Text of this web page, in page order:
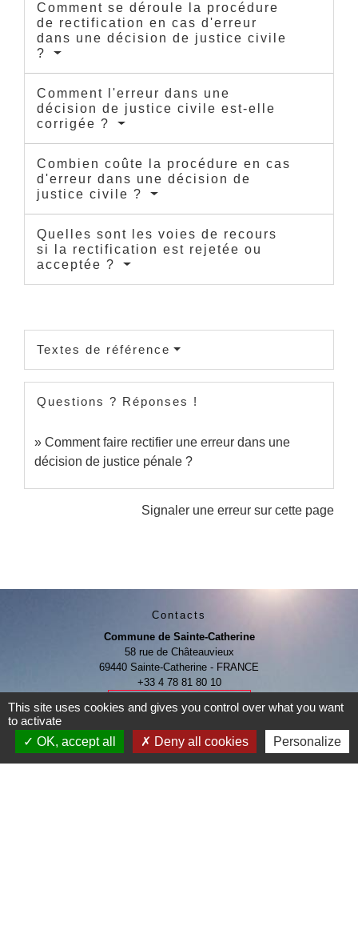
Comment se déroule la procédure
de rectification en cas d'erreur
dans une décision de justice civile
?
Comment l'erreur dans une
décision de justice civile est-elle
corrigée ?
Combien coûte la procédure en cas
d'erreur dans une décision de
justice civile ?
Quelles sont les voies de recours
si la rectification est rejetée ou
acceptée ?
Textes de référence
Questions ? Réponses !
Comment faire rectifier une erreur dans une
décision de justice pénale ?
Signaler une erreur sur cette page
Contacts
Commune de Sainte-Catherine
58 rue de Châteauvieux
69440 Sainte-Catherine - FRANCE
+33 4 78 81 80 10
Contact par formulaire
This site uses cookies and gives you control over what you want
to activate
OK, accept all
Deny all cookies Personalize